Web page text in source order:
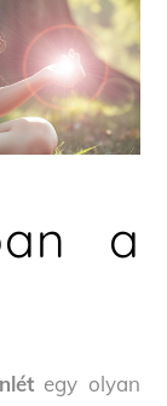
a
egy olyan